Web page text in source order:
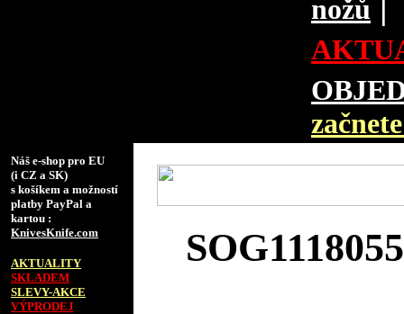
nožů
Náš e-shop pro EU
(i CZ a SK)
s košíkem a možností
platby PayPal a
kartou :
KnivesKnife.com
AKTUALITY
SKLADEM
SLEVY-AKCE
VÝPRODEJ